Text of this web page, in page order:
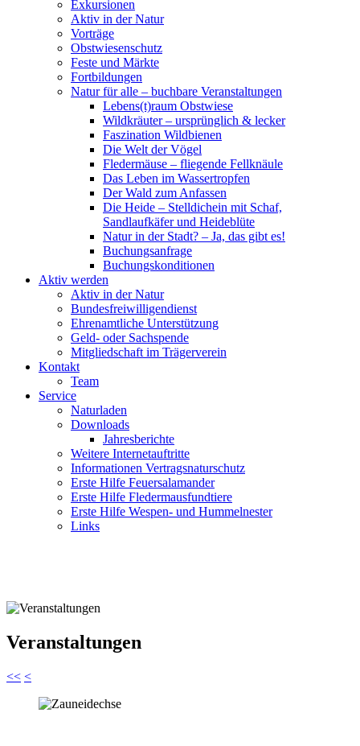
Exkursionen
Aktiv in der Natur
Vorträge
Obstwiesenschutz
Feste und Märkte
Fortbildungen
Natur für alle – buchbare Veranstaltungen
Lebens(t)raum Obstwiese
Wildkräuter – ursprünglich & lecker
Faszination Wildbienen
Die Welt der Vögel
Fledermäuse – fliegende Fellknäule
Das Leben im Wassertropfen
Der Wald zum Anfassen
Die Heide – Stelldichein mit Schaf,
Sandlaufkäfer und Heideblüte
Natur in der Stadt? – Ja, das gibt es!
Buchungsanfrage
Buchungskonditionen
Aktiv werden
Aktiv in der Natur
Bundesfreiwilligendienst
Ehrenamtliche Unterstützung
Geld- oder Sachspende
Mitgliedschaft im Trägerverein
Kontakt
Team
Service
Naturladen
Downloads
Jahresberichte
Weitere Internetauftritte
Informationen Vertragsnaturschutz
Erste Hilfe Feuersalamander
Erste Hilfe Fledermausfundtiere
Erste Hilfe Wespen- und Hummelnester
Links
Veranstaltungen
<< <